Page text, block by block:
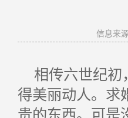
信息来
相传六世纪初
得美丽动人。求
贵的东西。可是